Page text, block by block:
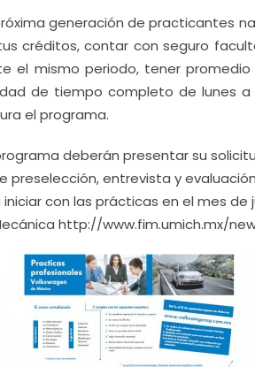
generación de practicantes
créditos, contar con seguro
el mismo periodo, tener
de tiempo completo de lunes
el programa.
deberán presentar su
preselección, entrevista y
con las prácticas en el mes de
http://www.fim.umich.mx/